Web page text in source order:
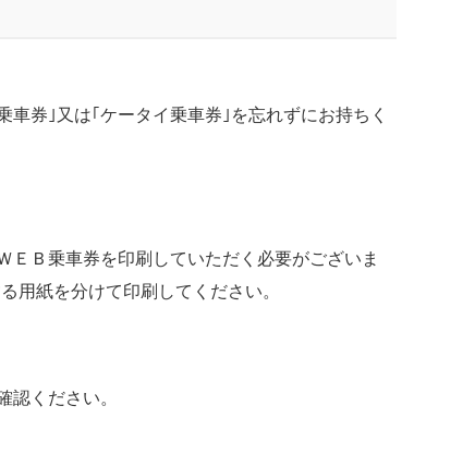
券｣又は｢ケータイ乗車券｣を忘れずにお持ちく
Ｂ乗車券を印刷していただく必要がございま
用紙を分けて印刷してください。
ください。